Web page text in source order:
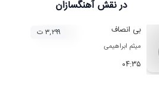
در نقشآهنگسازان
بی انصاف
میثم ابراهیمی
۰۴:۳۵
۳,۲۹۹ ت